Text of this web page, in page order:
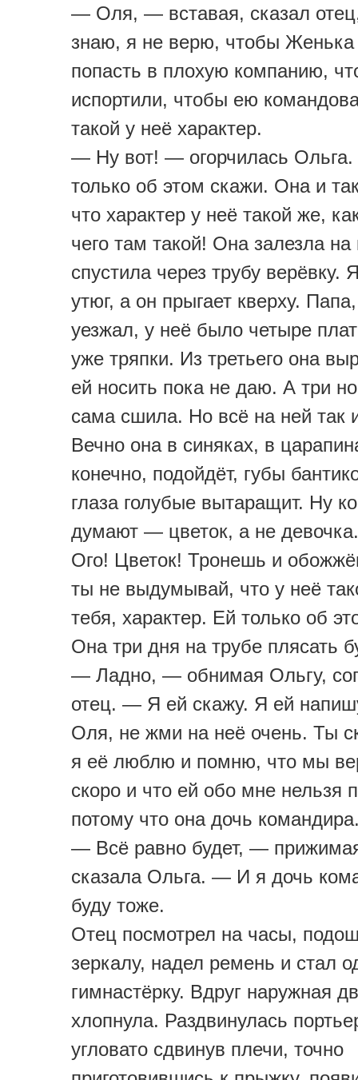
— Оля, — вставая, сказал
знаю, я не верю, чтобы Женька
попасть в плохую компанию,
испортили, чтобы ею
такой у неё характер.
— Ну вот! — огорчилась
только об этом скажи. Она и
что характер у неё такой же,
чего там такой! Она залезла
спустила через трубу верёвку.
утюг, а он прыгает кверху.
уезжал, у неё было четыре
уже тряпки. Из третьего она
ей носить пока не даю. А три
сама сшила. Но всё на ней так
Вечно она в синяках, в
конечно, подойдёт, губы
глаза голубые вытаращит. Ну
думают — цветок, а не
Ого! Цветок! Тронешь и
ты не выдумывай, что у неё
тебя, характер. Ей только об
Она три дня на трубе плясать
— Ладно, — обнимая Ольгу,
отец. — Я ей скажу. Я ей
Оля, не жми на неё очень. Ты
я её люблю и помню, что мы
скоро и что ей обо мне нельзя
потому что она дочь
— Всё равно будет, —
сказала Ольга. — И я дочь
буду тоже.
Отец посмотрел на часы,
зеркалу, надел ремень и стал
гимнастёрку. Вдруг наружная
хлопнула. Раздвинулась
угловато сдвинув плечи, точно